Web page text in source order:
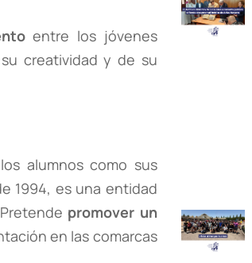
entre los jóvenes
creatividad y de su
alumnos como sus
1994, es una entidad
promover un
en las comarcas